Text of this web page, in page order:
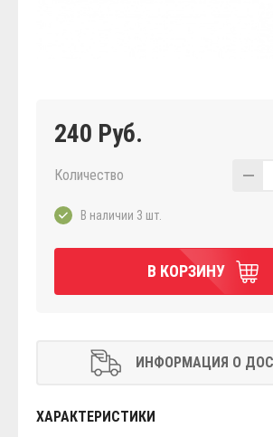
240 Руб.
Количество
В наличии 3 шт.
В КОРЗИНУ
ИНФОРМАЦИЯ О
ХАРАКТЕРИСТИКИ